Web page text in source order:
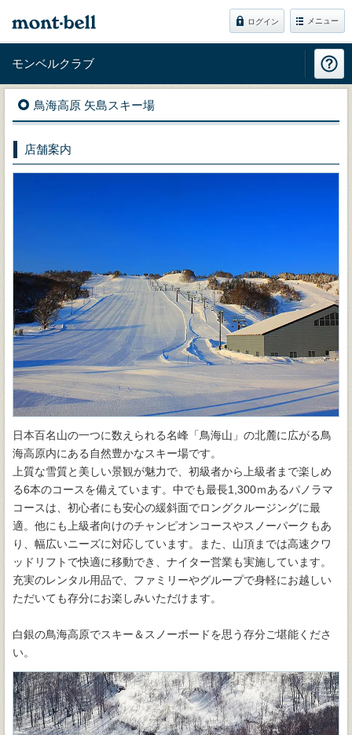
ログイン メニュー
モンベルクラブ
鳥海高原 矢島スキー場
店舗案内
日本百名山の一つに数えられる名峰「鳥海山」の北麓に広がる鳥
海高原内にある自然豊かなスキー場です。
上質な雪質と美しい景観が魅力で、初級者から上級者まで楽しめ
る6本のコースを備えています。中でも最長1,300ｍあるパノラマ
コースは、初心者にも安心の緩斜面でロングクルージングに最
適。他にも上級者向けのチャンピオンコースやスノーパークもあ
り、幅広いニーズに対応しています。また、山頂までは高速クワ
ッドリフトで快適に移動でき、ナイター営業も実施しています。
充実のレンタル用品で、ファミリーやグループで身軽にお越しい
ただいても存分にお楽しみいただけます。
白銀の鳥海高原でスキー＆スノーボードを思う存分ご堪能くださ
い。